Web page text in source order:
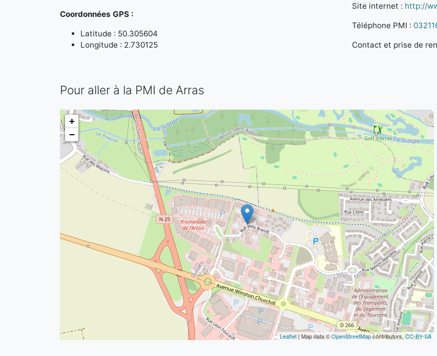
Coordonnées GPS :
Latitude : 50.305604
Longitude : 2.730125
Site internet : http://
Téléphone PMI :
Contact et prise de
Pour aller à la PMI de Arras
+
−
Leaflet | Map data ©OpenStreetMapcontributors, CC-BY-SA